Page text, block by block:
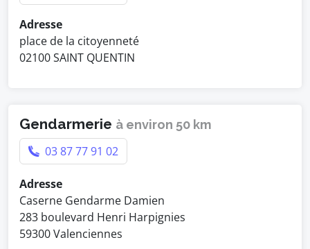
Adresse
place de la citoyenneté
02100 SAINT QUENTIN
Gendarmerie à environ 50 km
03 87 77 91 02
Adresse
Caserne Gendarme Damien
283 boulevard Henri Harpignies
59300 Valenciennes